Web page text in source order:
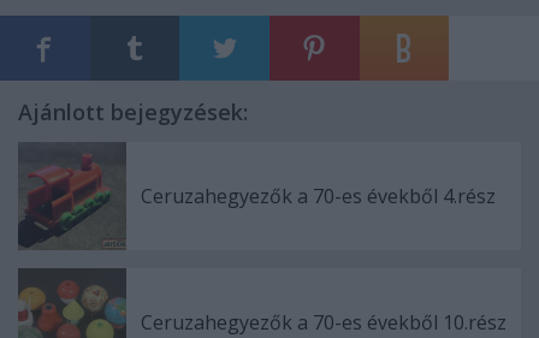
Ajánlott bejegyzések:
Ceruzahegyezők a 70-es évekből 4.rész
Ceruzahegyezők a 70-es évekből 10.rész